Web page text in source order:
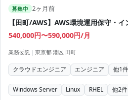
募集中 2ヶ月前
【田町/AWS】AWS環境運用保守・
540,000円〜590,000円/月
業務委託 | 東京都 港区 田町
クラウドエンジニア エンジニア 他1件
Windows Server Linux RHEL 他2件